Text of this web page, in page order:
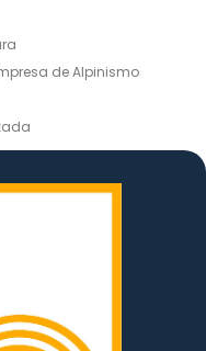
de Alpinismo
de Silos
em Altura